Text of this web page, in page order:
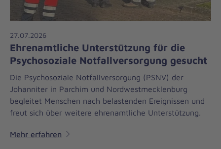
27.07.2026
Ehrenamtliche Unterstützung für die
Psychosoziale Notfallversorgung gesucht
Die Psychosoziale Notfallversorgung (PSNV) der
Johanniter in Parchim und Nordwestmecklenburg
begleitet Menschen nach belastenden Ereignissen und
freut sich über weitere ehrenamtliche Unterstützung.
Mehr erfahren